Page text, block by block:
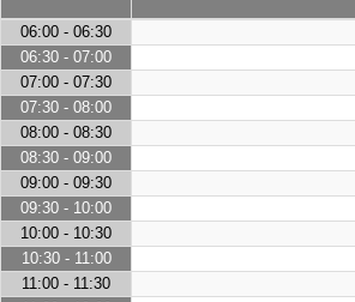
06:00 - 06:30
06:30 - 07:00
07:00 - 07:30
07:30 - 08:00
08:00 - 08:30
08:30 - 09:00
09:00 - 09:30
09:30 - 10:00
10:00 - 10:30
10:30 - 11:00
11:00 - 11:30